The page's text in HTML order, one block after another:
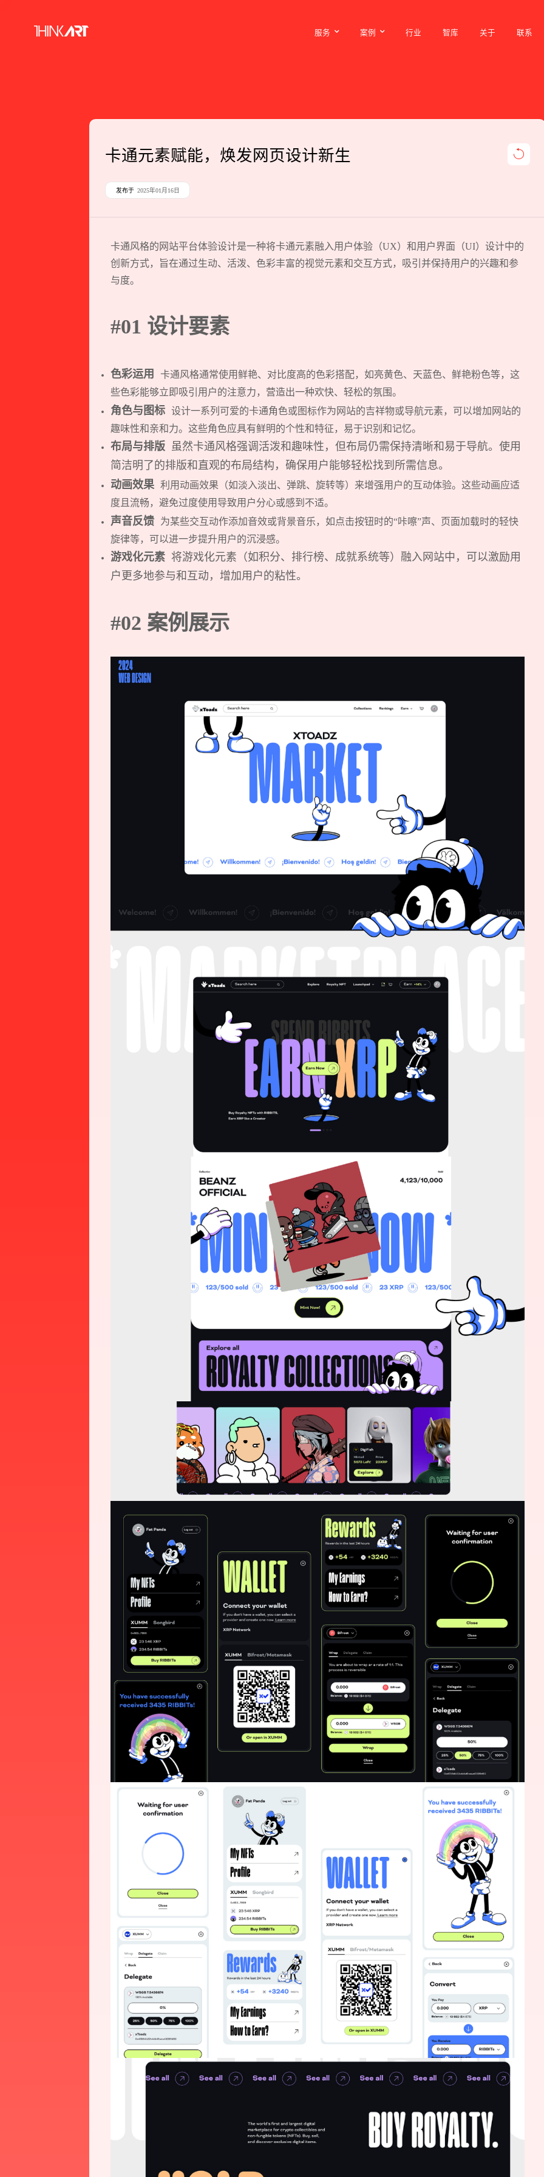
服务
案例
行业
智库
关于
联系
Think.
Design.
Develop.
Action.
预约我们的数字化专家
1v1为您提供服务
我们将为您提供量身定制的个性化服务，包括竞品观察，行业数
数字产品研发 SEO搜索
预约面谈 在线视频会议
您所提交的信息将严格保密，且不以任何形式
卡通元素赋能，焕发网页设计新生
发布于 2025年01月16日
卡通风格的网站平台体验设计是一种将卡通元素融入用户体验（UX）和用户界面（UI）设计中的
创新方式，旨在通过生动、活泼、色彩丰富的视觉元素和交互方式，吸引并保持用户的兴趣和参
与度。
#01 设计要素
色彩运用
卡通风格通常使用鲜艳、对比度高的色彩搭配，如亮黄色、天蓝色、鲜艳粉色等，这
些色彩能够立即吸引用户的注意力，营造出一种欢快、轻松的氛围。
角色与图标 设计一系列可爱的卡通角色或图标作为网站的吉祥物或导航元素，可以增加网站的
趣味性和亲和力。这些角色应具有鲜明的个性和特征，易于识别和记忆。
布局与排版 虽然卡通风格强调活泼和趣味性，但布局仍需保持清晰和易于导航。使用
简洁明了的排版和直观的布局结构，确保用户能够轻松找到所需信息。
动画效果 利用动画效果（如淡入淡出、弹跳、旋转等）来增强用户的互动体验。这些动画应适
度且流畅，避免过度使用导致用户分心或感到不适。
声音反馈
为某些交互动作添加音效或背景音乐，如点击按钮时的“咔嚓”声、页面加载时的轻快
旋律等，可以进一步提升用户的沉浸感。
游戏化元素 将游戏化元素（如积分、排行榜、成就系统等）融入网站中，可以激励用
户更多地参与和互动，增加用户的粘性。
#02 案例展示